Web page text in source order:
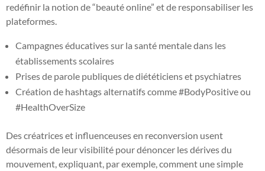
redéfinir la notion de “beauté online” et de responsabiliser les
plateformes.
Campagnes éducatives sur la santé mentale dans les
établissements scolaires
Prises de parole publiques de diététiciens et psychiatres
Création de hashtags alternatifs comme #BodyPositive ou
#HealthOverSize
Des créatrices et influenceuses en reconversion usent
désormais de leur visibilité pour dénoncer les dérives du
mouvement, expliquant, par exemple, comment une simple